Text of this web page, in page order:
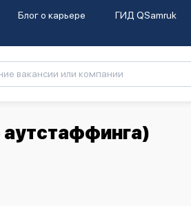
Блог о карьере ГИД QSamruk